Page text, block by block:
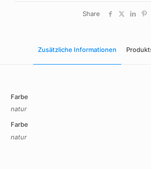
Share
Zusätzliche Informationen
Farbe
natur
Farbe
natur